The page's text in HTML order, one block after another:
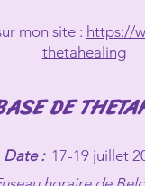
mon site : https://
thetahealing
DE
Date :17-19 juillet